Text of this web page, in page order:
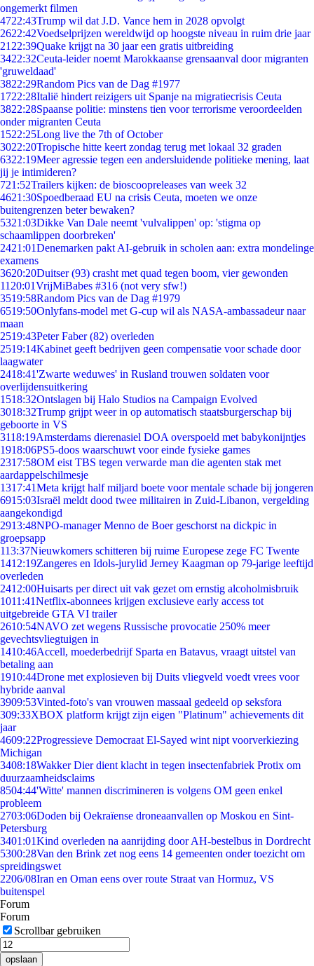
ongemerkt filmen
4722:43Trump wil dat J.D. Vance hem in 2028 opvolgt
2622:42Voedselprijzen wereldwijd op hoogste niveau in ruim drie jaar
21 22:39Quake krijgt na 30 jaar een gratis uitbreiding
3422:32Ceuta-leider noemt Marokkaanse grensaanval door migranten
'gruweldaad'
3822:29Random Pics van de Dag #1977
1722:28Italië hindert reizigers uit Spanje na migratiecrisis Ceuta
3822:28Spaanse politie: minstens tien voor terrorisme veroordeelden
onder migranten Ceuta
1522:25Long live the 7th of October
3022:20Tropische hitte keert zondag terug met lokaal 32 graden
6322:19Meer agressie tegen een andersluidende politieke mening, laat
jij je intimideren?
721:52Trailers kijken: de bioscoopreleases van week 32
4621:30Spoedberaad EU na crisis Ceuta, moeten we onze
buitengrenzen beter bewaken?
5321:03Dikke Van Dale neemt 'vulvalippen' op: 'stigma op
schaamlippen doorbreken'
2421:01Denemarken pakt AI-gebruik in scholen aan: extra mondelinge
examens
3620:20Duitser (93) crasht met quad tegen boom, vier gewonden
11 20:01VrijMiBabes #316 (not very sfw!)
3519:58Random Pics van de Dag #1979
6519:50Onlyfans-model met G-cup wil als NASA-ambassadeur naar
maan
2519:43Peter Faber (82) overleden
2519:14Kabinet geeft bedrijven geen compensatie voor schade door
laagwater
2418:41'Zwarte weduwes' in Rusland trouwen soldaten voor
overlijdensuitkering
1518:32Ontslagen bij Halo Studios na Campaign Evolved
3018:32Trump grijpt weer in op automatisch staatsburgerschap bij
geboorte in VS
3118:19Amsterdams dierenasiel DOA overspoeld met babykonijntjes
1918:06PS5-doos waarschuwt voor einde fysieke games
2317:58OM eist TBS tegen verwarde man die agenten stak met
aardappelschilmesje
1317:41Meta krijgt half miljard boete voor mentale schade bij jongeren
6915:03Israël meldt dood twee militairen in Zuid-Libanon, vergelding
aangekondigd
2913:48NPO-manager Menno de Boer geschorst na dickpic in
groepsapp
113:37Nieuwkomers schitteren bij ruime Europese zege FC Twente
1412:19Zangeres en Idols-jurylid Jerney Kaagman op 79-jarige leeftijd
overleden
2412:00Huisarts per direct uit vak gezet om ernstig alcoholmisbruik
1011:41Netflix-abonnees krijgen exclusieve early access tot
uitgebreide GTA VI trailer
2610:54NAVO zet wegens Russische provocatie 250% meer
gevechtsvliegtuigen in
1410:46Accell, moederbedrijf Sparta en Batavus, vraagt uitstel van
betaling aan
1910:44Drone met explosieven bij Duits vliegveld voedt vrees voor
hybride aanval
3909:53Vinted-foto's van vrouwen massaal gedeeld op seksfora
309:33XBOX platform krijgt zijn eigen "Platinum" achievements dit
jaar
4609:22Progressieve Democraat El-Sayed wint nipt voorverkiezing
Michigan
3408:18Wakker Dier dient klacht in tegen insectenfabriek Protix om
duurzaamheidsclaims
8504:44'Witte' mannen discrimineren is volgens OM geen enkel
probleem
2703:06Doden bij Oekraïense droneaanvallen op Moskou en Sint-
Petersburg
3401:01Kind overleden na aanrijding door AH-bestelbus in Dordrecht
5300:28Van den Brink zet nog eens 14 gemeenten onder toezicht om
spreidingswet
2206/08Iran en Oman eens over route Straat van Hormuz, VS
buitenspel
Forum
Forum
Scrollbar gebruiken
opslaan